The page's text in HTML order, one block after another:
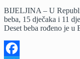
BIJELJINA – U
beba, 15 dječaka i 11
Deset beba rođeno je